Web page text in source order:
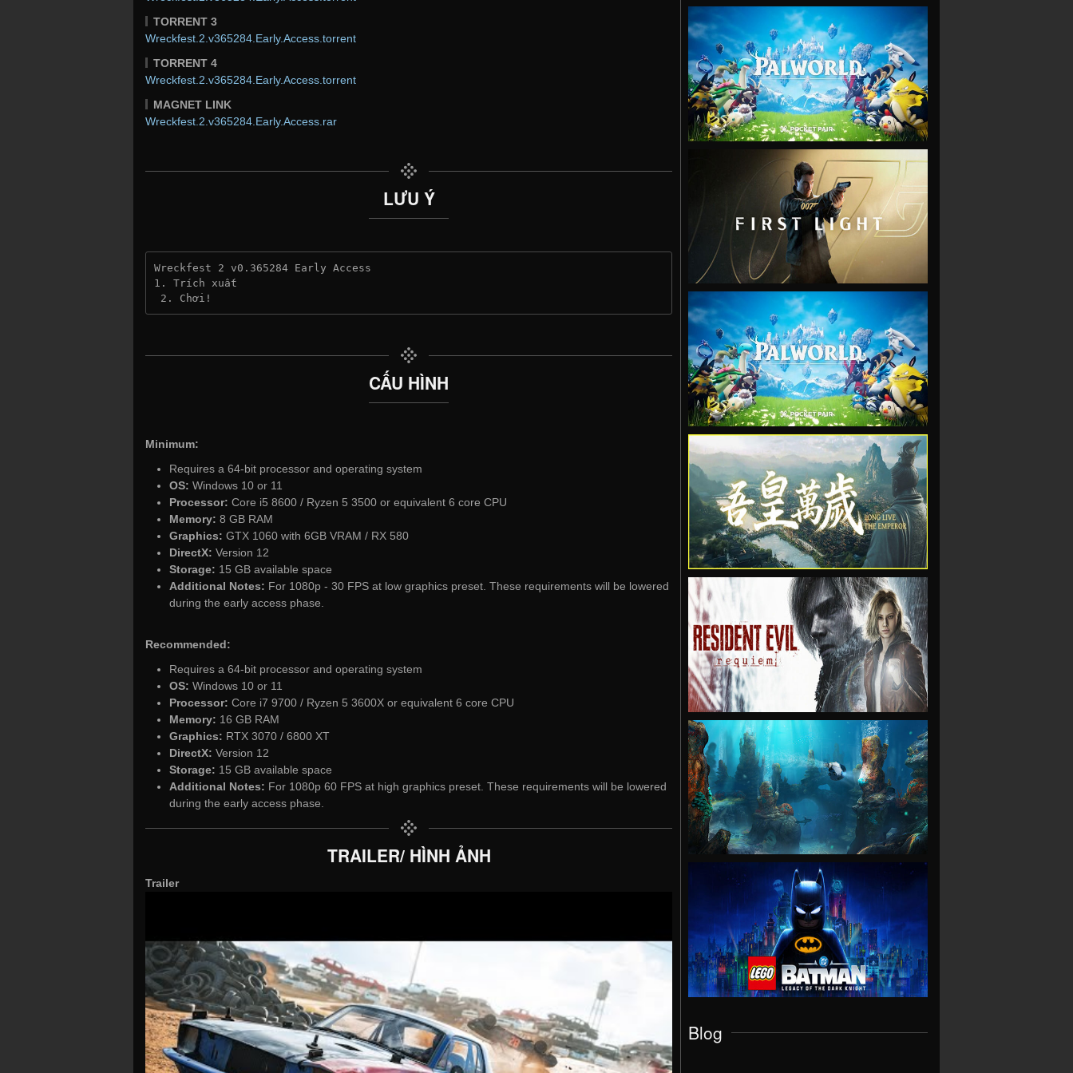
TORRENT 3
Wreckfest.2.v365284.Early.Access.torrent
TORRENT 4
Wreckfest.2.v365284.Early.Access.torrent
MAGNET LINK
Wreckfest.2.v365284.Early.Access.rar
LƯU Ý
Wreckfest 2 v0.365284 Early Access
1. Trích xuất
2. Chơi!
CẤU HÌNH
Minimum:
Requires a 64-bit processor and operating system
OS: Windows 10 or 11
Processor: Core i5 8600 / Ryzen 5 3500 or equivalent 6 core CPU
Memory: 8 GB RAM
Graphics: GTX 1060 with 6GB VRAM / RX 580
DirectX: Version 12
Storage: 15 GB available space
Additional Notes: For 1080p - 30 FPS at low graphics preset. These requirements will be lowered
during the early access phase.
Recommended:
Requires a 64-bit processor and operating system
OS: Windows 10 or 11
Processor: Core i7 9700 / Ryzen 5 3600X or equivalent 6 core CPU
Memory: 16 GB RAM
Graphics: RTX 3070 / 6800 XT
DirectX: Version 12
Storage: 15 GB available space
Additional Notes: For 1080p 60 FPS at high graphics preset. These requirements will be lowered
during the early access phase.
TRAILER/ HÌNH ẢNH
Trailer
VIEW
VIEW
VIEW
VIEW
VIEW
VIEW
VIEW
Blog